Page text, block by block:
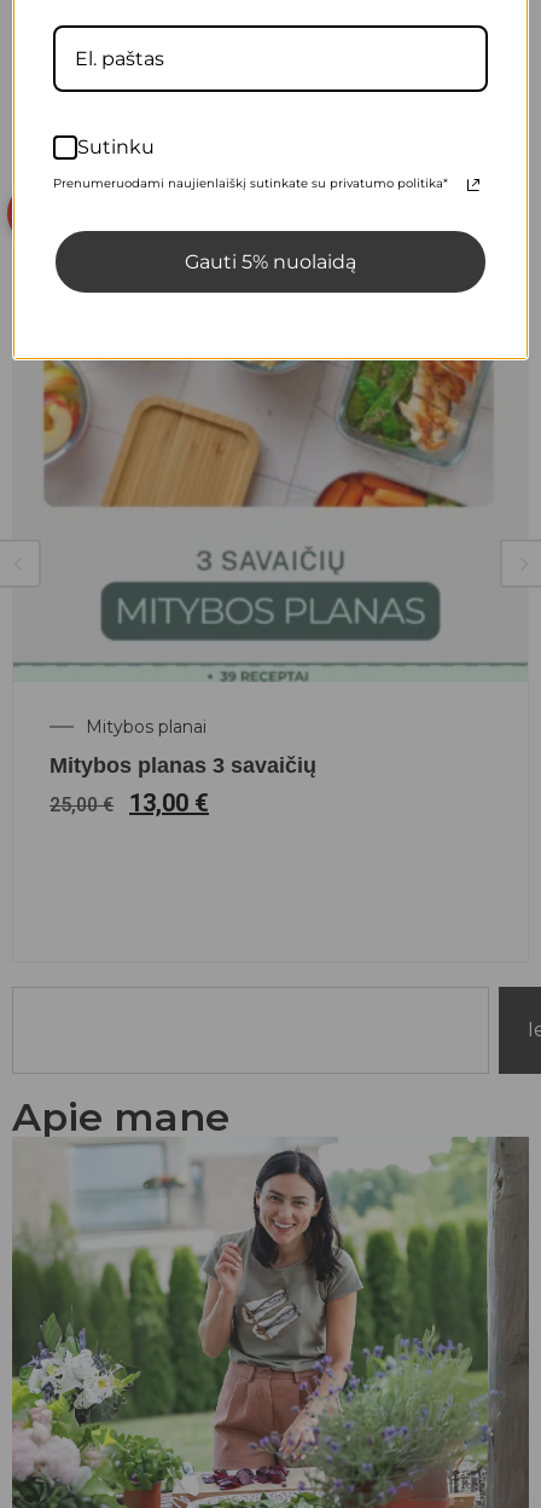
ATGAL
Populiariausi produktai
Mitybos planai
Mitybos planas 3 savaičių
25,00€ 13,00 €
Apie mane
Sutinku
Prenumeruodami naujienlaiškį sutinkate su privatumo politika*
Gauti 5% nuolaidą